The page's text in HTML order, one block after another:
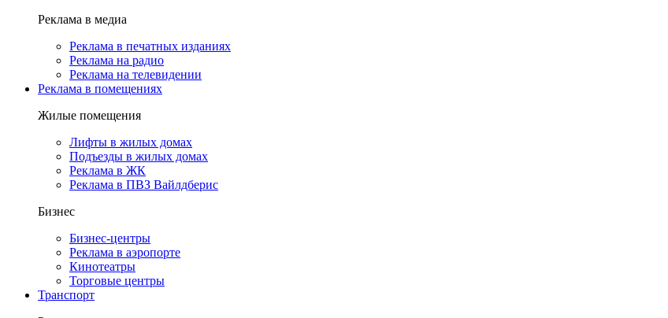
Реклама в медиа
Реклама в печатных изданиях
Реклама на радио
Реклама на телевидении
Реклама в помещениях
Жилые помещения
Лифты в жилых домах
Подъезды в жилых домах
Реклама в ЖК
Реклама в ПВЗ Вайлдберис
Бизнес
Бизнес-центры
Реклама в аэропорте
Кинотеатры
Торговые центры
Транспорт